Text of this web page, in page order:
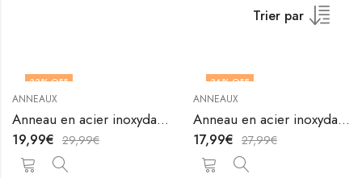
Trier par
33% OFF
OUT OF STOCK
ANNEAUX
Anneau en acier inoxydable plaqué or 18K de V&F Jewelers
19,99€ 29,99€
36% OFF
OUT OF STOCK
ANNEAUX
Anneau en acier inoxydable plaqué or 18K de V&F Jewelers
17,99€ 27,99€